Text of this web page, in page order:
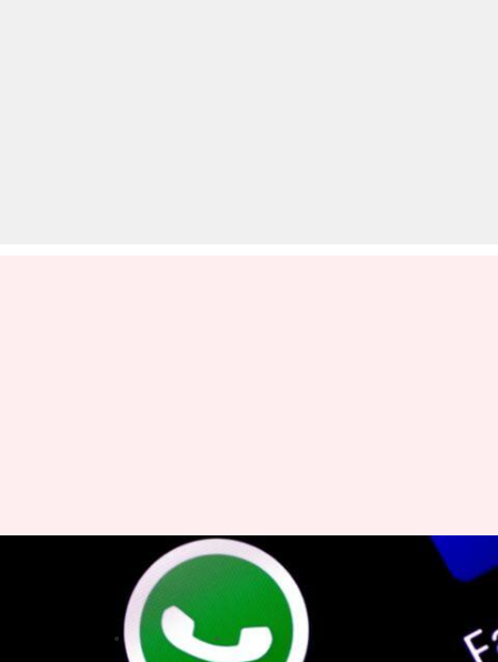
व्हाट्सऐप के पास है आपका क्या-
क्या डाटा? इस तरीके से लगायें पता
Mar 12, 2019 01:20 pm